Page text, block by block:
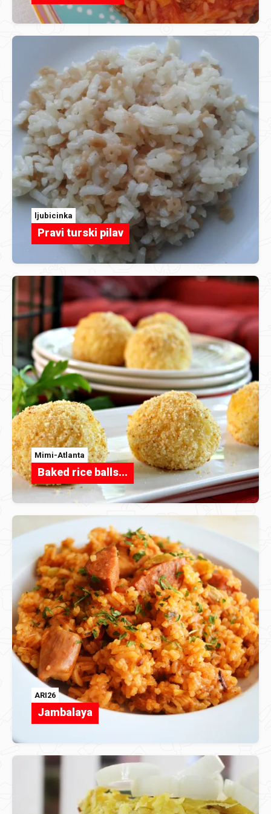
ljubicinka
Pravi turski pilav
Mimi-Atlanta
Baked rice balls...
ARI26
Jambalaya